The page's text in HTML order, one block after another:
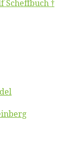
Scheffbuch †